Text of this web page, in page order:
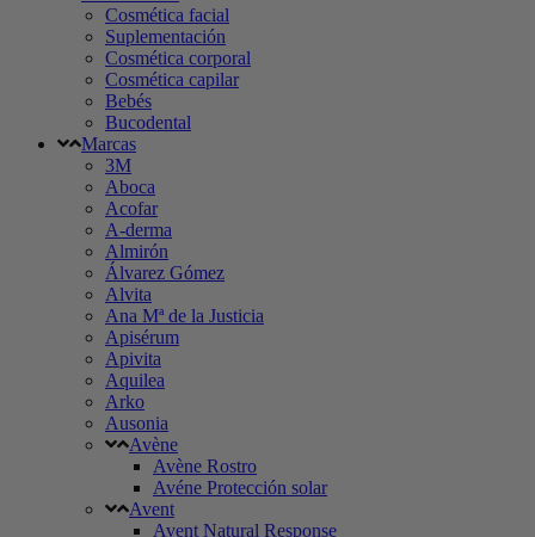
Cosmética facial
Suplementación
Cosmética corporal
Cosmética capilar
Bebés
Bucodental
Marcas
3M
Aboca
Acofar
A-derma
Almirón
Álvarez Gómez
Alvita
Ana Mª de la Justicia
Apisérum
Apivita
Aquilea
Arko
Ausonia
Avène
Avène Rostro
Avéne Protección solar
Avent
Avent Natural Response